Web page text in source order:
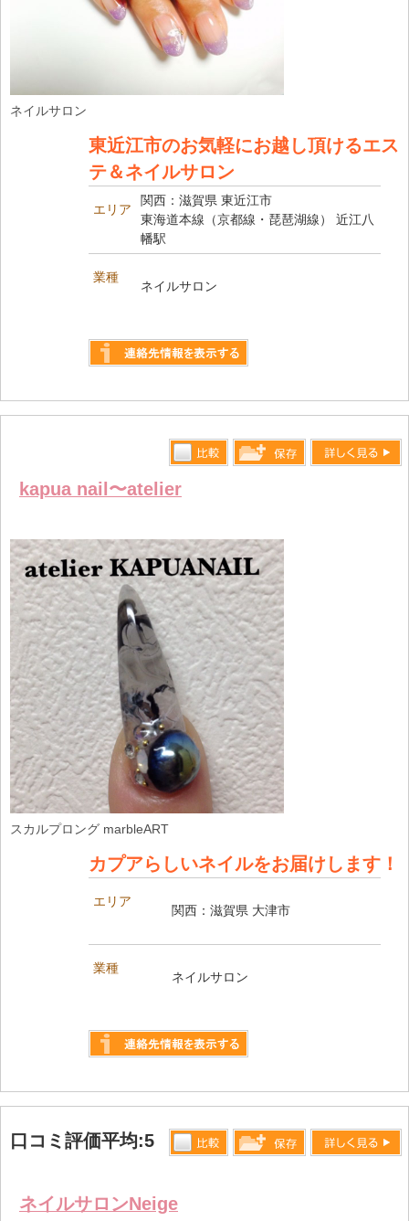
ネイルサロン
東近江市のお気軽にお越し頂けるエス
テ＆ネイルサロン
エリア
関西：滋賀県 東近江市
東海道本線（京都線・琵琶湖線） 近江八
幡駅
業種
ネイルサロン
kapua nail〜atelier
る
します
スカルプロング marbleART
カプアらしいネイルをお届けします！
エリア
関西：滋賀県 大津市
業種
ネイルサロン
口コミ評価平均:5
ネイルサロンNeige